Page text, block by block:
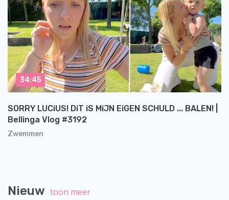
Zwemmen
SORRY LUCiUS! DiT iS MiJN EiGEN SCHULD ... BALEN! |
Bellinga Vlog #3192
34:45
Nieuw toon meer